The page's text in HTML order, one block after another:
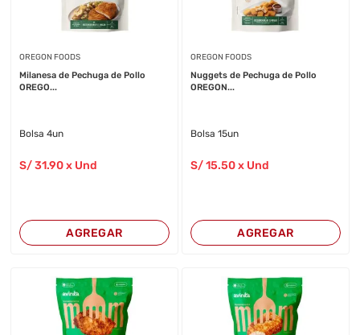
OREGON FOODS
Milanesa de Pechuga de Pollo
OREGO...
Bolsa 4un
S/31.90 x Und
AGREGAR
OREGON FOODS
Nuggets de Pechuga de Pollo
OREGON...
Bolsa 15un
S/15.50x Und
AGREGAR